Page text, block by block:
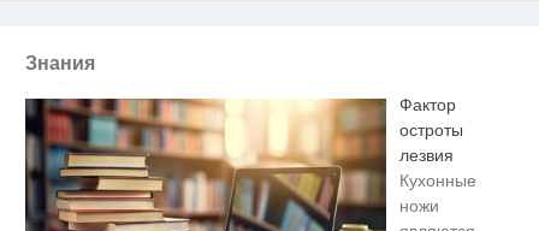
Знания
Фактор
остроты
лезвия
Кухонные
ножи